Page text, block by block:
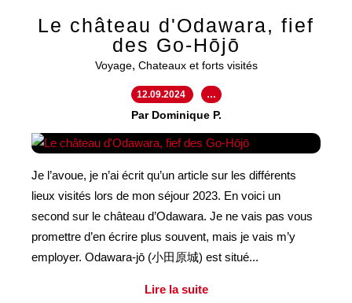
Le château d'Odawara, fief
des Go-Hōjō
Voyage, Chateaux et forts visités
12.09.2024 …
Par Dominique P.
Je l’avoue, je n’ai écrit qu’un article sur les différents
lieux visités lors de mon séjour 2023. En voici un
second sur le château d’Odawara. Je ne vais pas vous
promettre d’en écrire plus souvent, mais je vais m’y
employer. Odawara-jō (小田原城) est situé...
Lire la suite